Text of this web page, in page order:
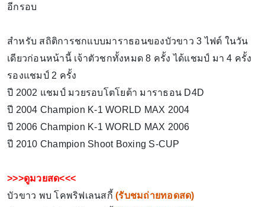
อีกรอบ
สำหรับ สถิติการชกแบบมาราธอนของบัวขาว 3 ไฟต์ ในวัน
เดียวก่อนหน้านี้ เจ้าตัวชกทั้งหมด 8 ครั้ง ได้แชมป์ มา 4 ครั้ง
รองแชมป์ 2 ครั้ง
ปี 2002 แชมป์ มวยรอบโตโยต้า มาราธอน D4D
ปี 2004 Champion K-1 WORLD MAX 2004
ปี 2006 Champion K-1 WORLD MAX 2006
ปี 2010 Champion Shoot Boxing S-CUP
>>>ดูมวยสด<<<
บัวขาว พบ โคพริฟเลนสกี้ (รับชมถ่ายทอดสด)